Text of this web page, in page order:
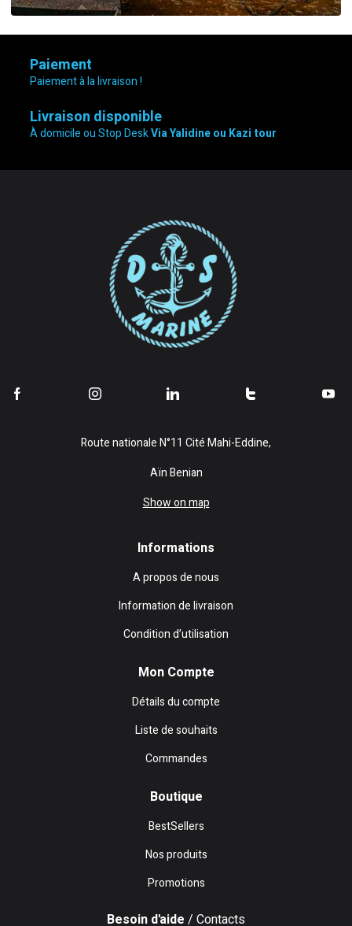
Paiement
Paiement à la livraison !
Livraison disponible
À domicile ou Stop DeskVia Yalidine ou Kazi tour
Route nationale N°11 Cité Mahi-Eddine,
Aïn Benian
Show on map
Informations
A propos de nous
Information de livraison
Condition d’utilisation
Mon Compte
Détails du compte
Liste de souhaits
Commandes
Boutique
BestSellers
Nos produits
Promotions
Besoin d'aide / Contacts